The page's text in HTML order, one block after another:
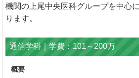
機関の上尾中央医科グループを中心
ります。
通信学科｜学費：101～200万
概要